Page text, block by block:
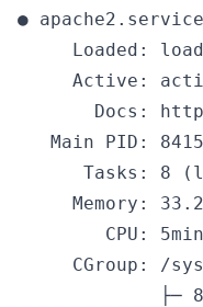
●
Loaded:
Active:
Docs:
Main PID:
Tasks: 8
Memory:
CPU:
CGroup: /
├─